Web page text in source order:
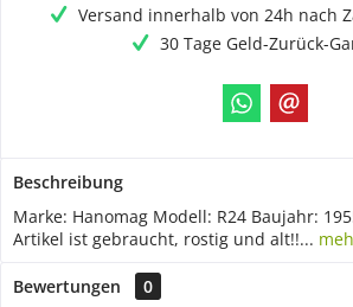
Versand innerhalb von 24h nach
30 Tage Geld-Zurück-
Beschreibung
Marke: Hanomag Modell: R24 Baujahr:
Artikel ist gebraucht, rostig und alt!!...
Bewertungen
0